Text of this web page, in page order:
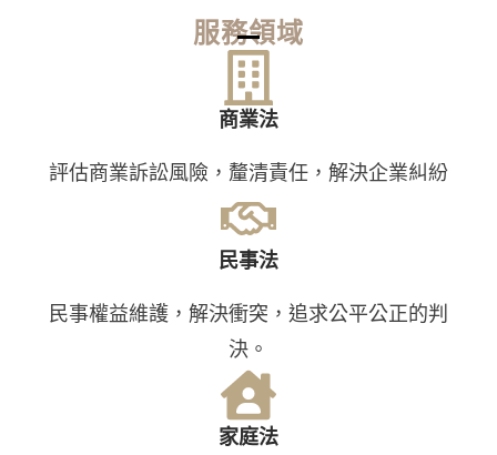
服務領域
商業法
評估商業訴訟風險，釐清責任，解決企業糾紛
民事法
民事權益維護，解決衝突，追求公平公正的判
決。
家庭法